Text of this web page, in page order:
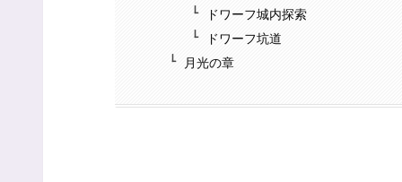
ドワーフ城内探索
ドワーフ坑道
月光の章